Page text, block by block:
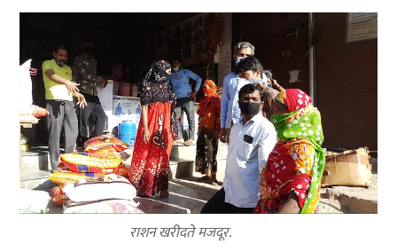
राशन खरीदते मजदूर.